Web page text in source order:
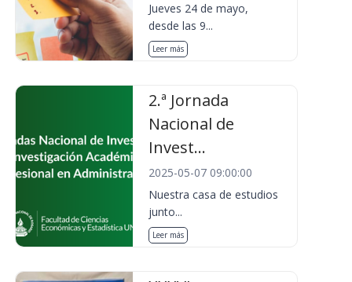
Jueves 24 de mayo,
desde las 9...
Leer más
2.ª Jornada
Nacional de
Invest...
2025-05-07 09:00:00
Nuestra casa de estudios
junto...
Leer más